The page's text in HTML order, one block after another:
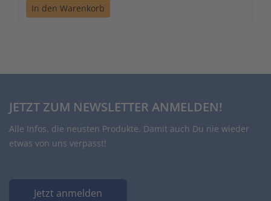
In den Warenkorb
JETZT ZUM NEWSLETTER ANMELDEN!
Alle Infos, die neusten Produkte. Damit auch Du nie wieder
etwas von uns verpasst!
Jetzt anmelden